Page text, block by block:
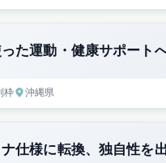
た運動・健康サポート
枠 沖縄県
仕様に転換、独自性を